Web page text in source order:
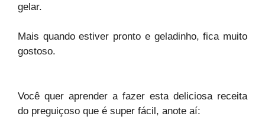
gelar.
Mais quando estiver pronto e geladinho, fica muito
gostoso.
Você quer aprender a fazer esta deliciosa receita
do preguiçoso que é super fácil, anote aí: